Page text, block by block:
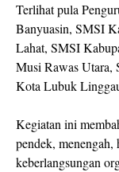
Terlihat pula
Banyuasin, SMSI
Lahat, SMSI
Musi Rawas Utara,
Kota Lubuk
Kegiatan ini
pendek,
keberlangsungan